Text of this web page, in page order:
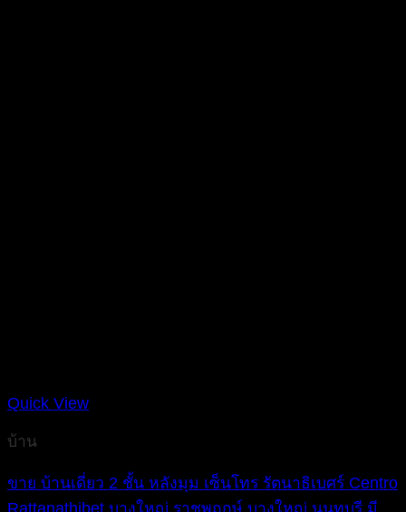
Quick View
บ้าน
ขาย บ้านเดี่ยว 2 ชั้น หลังมุม เซ็นโทร รัตนาธิเบศร์ Centro